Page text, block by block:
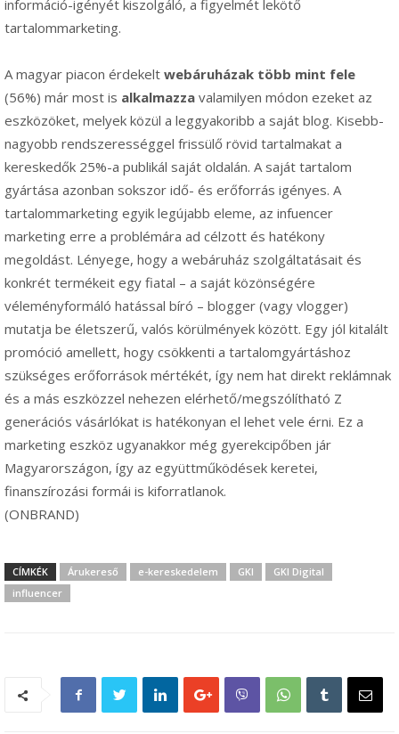
információ-igényét kiszolgáló, a figyelmét lekötő
tartalommarketing.
A magyar piacon érdekelt webáruházak több mint fele
(56%) már most is alkalmazza valamilyen módon ezeket az
eszközöket, melyek közül a leggyakoribb a saját blog. Kisebb-
nagyobb rendszerességgel frissülő rövid tartalmakat a
kereskedők 25%-a publikál saját oldalán. A saját tartalom
gyártása azonban sokszor idő- és erőforrás igényes. A
tartalommarketing egyik legújabb eleme, az infuencer
marketing erre a problémára ad célzott és hatékony
megoldást. Lényege, hogy a webáruház szolgáltatásait és
konkrét termékeit egy fiatal – a saját közönségére
véleményformáló hatással bíró – blogger (vagy vlogger)
mutatja be életszerű, valós körülmények között. Egy jól kitalált
promóció amellett, hogy csökkenti a tartalomgyártáshoz
szükséges erőforrások mértékét, így nem hat direkt reklámnak
és a más eszközzel nehezen elérhető/megszólítható Z
generációs vásárlókat is hatékonyan el lehet vele érni. Ez a
marketing eszköz ugyanakkor még gyerekcipőben jár
Magyarországon, így az együttműködések keretei,
finanszírozási formái is kiforratlanok.
(ONBRAND)
CÍMKÉK Árukereső e-kereskedelem GKI
GKI Digital
influencer